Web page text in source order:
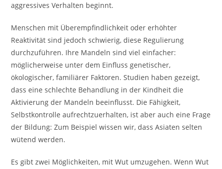
aggressives Verhalten beginnt.
Menschen mit Überempfindlichkeit oder erhöhter
Reaktivität sind jedoch schwierig, diese Regulierung
durchzuführen. Ihre Mandeln sind viel einfacher:
möglicherweise unter dem Einfluss genetischer,
ökologischer, familiärer Faktoren. Studien haben gezeigt,
dass eine schlechte Behandlung in der Kindheit die
Aktivierung der Mandeln beeinflusst. Die Fähigkeit,
Selbstkontrolle aufrechtzuerhalten, ist aber auch eine Frage
der Bildung: Zum Beispiel wissen wir, dass Asiaten selten
wütend werden.
Es gibt zwei Möglichkeiten, mit Wut umzugehen. Wenn Wut